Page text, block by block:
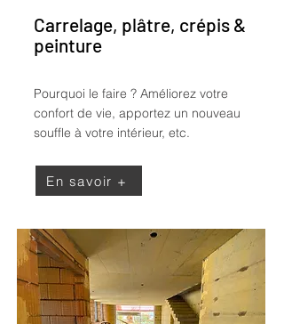
Carrelage, plâtre, crépis &
peinture
Pourquoi le faire ? Améliorez votre
confort de vie, apportez un nouveau
souffle à votre intérieur, etc.
En savoir +